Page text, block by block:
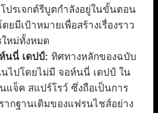
ปรเจกต์รีบูตกำลังอยู่ในขั้นตอน
ยมีเป้าหมายเพื่อสร้างเรื่องราว
หม่ทั้งหมด
นนี่ เดปป์: ทิศทางหลักของฉบับ
ไปโดยไม่มี จอห์นนี่ เดปป์ ใน
จ็ค สแปร์โรว์ ซึ่งถือเป็นการ
ากฐานเดิมของแฟรนไชส์อย่าง